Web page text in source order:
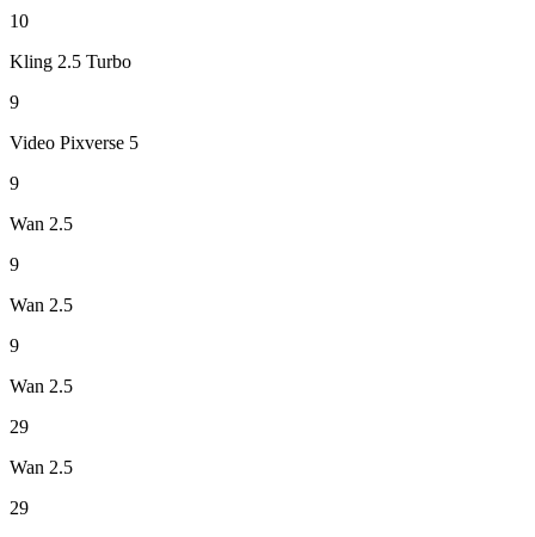
10
Kling 2.5 Turbo
9
Video Pixverse 5
9
Wan 2.5
9
Wan 2.5
9
Wan 2.5
29
Wan 2.5
29